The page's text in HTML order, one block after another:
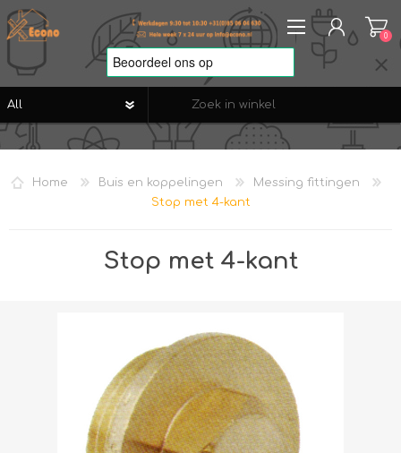
REGISTREREN
VERLANGLIJST
0
Home Buis en koppelingen
Messing fittingen
Stop met 4-kant
Stop met 4-kant